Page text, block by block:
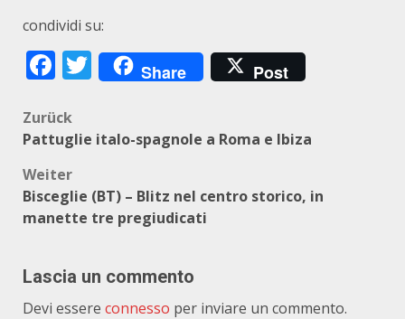
condividi su:
Facebook
Twitter
Share Post
Beitragsnavigation
Zurück
Pattuglie italo-spagnole a Roma e Ibiza
Weiter
Bisceglie (BT) – Blitz nel centro storico, in
manette tre pregiudicati
Lascia un commento
Devi essere connesso per inviare un commento.